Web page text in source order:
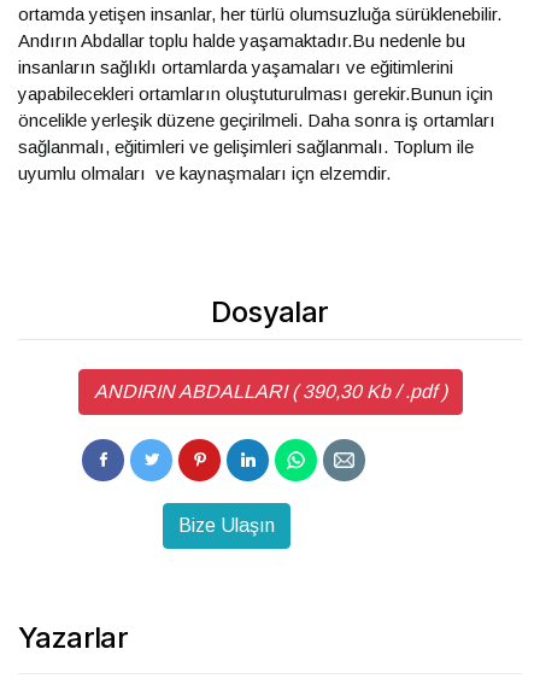
ortamda yetişen insanlar, her türlü olumsuzluğa sürüklenebilir.
Andırın Abdallar toplu halde yaşamaktadır.Bu nedenle bu
insanların sağlıklı ortamlarda yaşamaları ve eğitimlerini
yapabilecekleri ortamların oluştuturulması gerekir.Bunun için
öncelikle yerleşik düzene geçirilmeli. Daha sonra iş ortamları
sağlanmalı, eğitimleri ve gelişimleri sağlanmalı. Toplum ile
uyumlu olmaları ve kaynaşmaları içn elzemdir.
Dosyalar
ANDIRIN ABDALLARI ( 390,30 Kb / .pdf )
Bize Ulaşın
Yazarlar